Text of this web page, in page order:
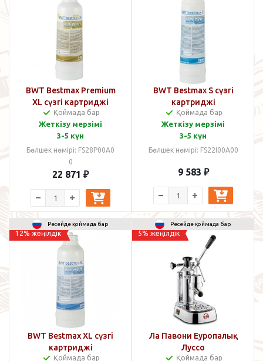
BWT Bestmax Premium
XL сүзгі картриджі
Қоймада бар
Жеткізу мерзімі
3-5 күн
Бөлшек нөмірі: FS28P00A0
0
22 871 ₽
BWT Bestmax S сүзгі
картриджі
Қоймада бар
Жеткізу мерзімі
3-5 күн
Бөлшек нөмірі: FS22I00A00
9 583 ₽
Ресейде қоймада бар
12% жеңілдік
BWT Bestmax XL сүзгі
картриджі
Қоймада бар
Ресейде қоймада бар
5% жеңілдік
Ла Павони Еуропалық
Луссо
Қоймада бар